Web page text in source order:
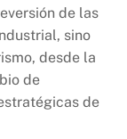
de las
sino
desde la
de
de